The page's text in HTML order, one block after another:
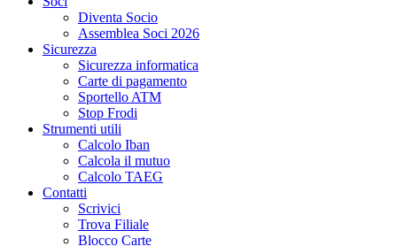
Diventa Socio
Assemblea Soci 2026
Sicurezza
Sicurezza informatica
Carte di pagamento
Sportello ATM
Stop Frodi
Strumenti utili
Calcolo Iban
Calcola il mutuo
Calcolo TAEG
Contatti
Scrivici
Trova Filiale
Blocco Carte